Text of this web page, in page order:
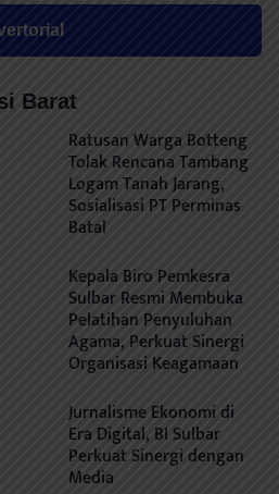
Barat
Ratusan Warga Botteng
Tolak Rencana Tambang
Logam Tanah Jarang,
Sosialisasi PT Perminas
Batal
Kepala Biro Pemkesra
Sulbar Resmi Membuka
Pelatihan Penyuluhan
Agama, Perkuat Sinergi
Organisasi Keagamaan
Jurnalisme Ekonomi di
Era Digital, BI Sulbar
Perkuat Sinergi dengan
Media